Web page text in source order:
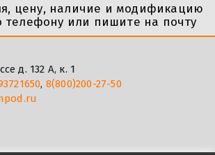
цену, наличие и модификацию
телефону или пишите на почту
д. 132 А, к. 1
, 8(800)200-27-50